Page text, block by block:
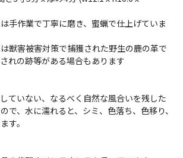
手作業で丁寧に磨き、蜜蝋で仕上げていま
獣害被害対策で捕獲された野生の鹿の革で
れの跡等がある場合もあります
ていない、なるべく自然な風合いを残した
で、水に濡れると、シミ、色落ち、色移り、
す。